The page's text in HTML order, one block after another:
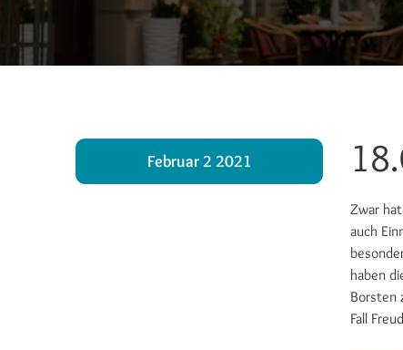
Februar 2 2021
Zwar
auch
haben
Borsten
Fall